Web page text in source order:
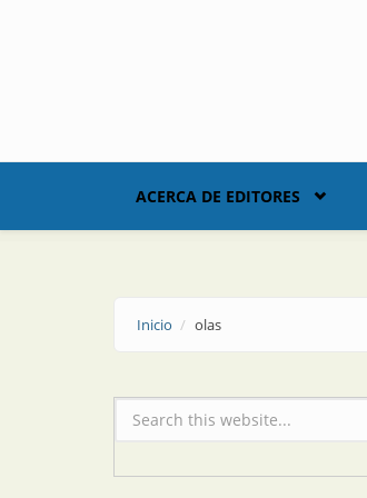
ACERCA DE EDITORES
Inicio olas
Formulario de búsqueda